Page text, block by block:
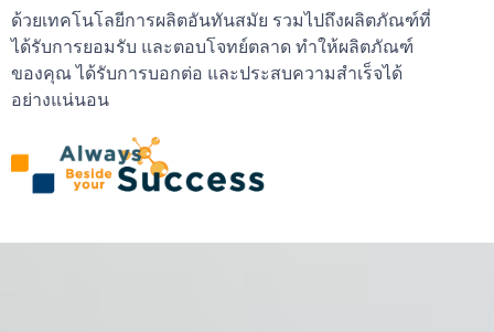
ด้วยเทคโนโลยีการผลิตอันทันสมัย รวมไปถึงผลิตภัณฑ์ที่
ได้รับการยอมรับ และตอบโจทย์ตลาด ทำให้ผลิตภัณฑ์
ของคุณ ได้รับการบอกต่อ และประสบความสำเร็จได้
อย่างแน่นอน